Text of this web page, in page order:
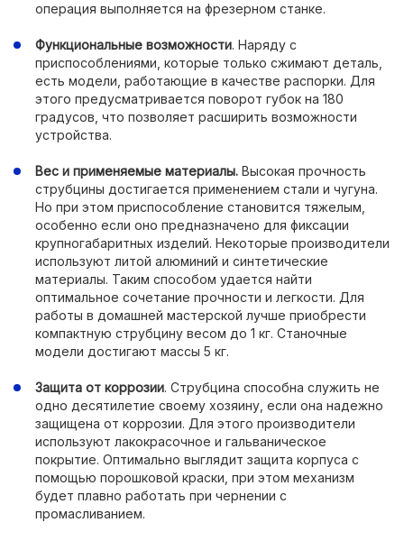
операция выполняется на фрезерном станке.
Функциональные возможности. Наряду с
приспособлениями, которые только сжимают деталь,
есть модели, работающие в качестве распорки. Для
этого предусматривается поворот губок на 180
градусов, что позволяет расширить возможности
устройства.
Вес и применяемые материалы. Высокая прочность
струбцины достигается применением стали и чугуна.
Но при этом приспособление становится тяжелым,
особенно если оно предназначено для фиксации
крупногабаритных изделий. Некоторые производители
используют литой алюминий и синтетические
материалы. Таким способом удается найти
оптимальное сочетание прочности и легкости. Для
работы в домашней мастерской лучше приобрести
компактную струбцину весом до 1 кг. Станочные
модели достигают массы 5 кг.
Защита от коррозии. Струбцина способна служить не
одно десятилетие своему хозяину, если она надежно
защищена от коррозии. Для этого производители
используют лакокрасочное и гальваническое
покрытие. Оптимально выглядит защита корпуса с
помощью порошковой краски, при этом механизм
будет плавно работать при чернении с
промасливанием.